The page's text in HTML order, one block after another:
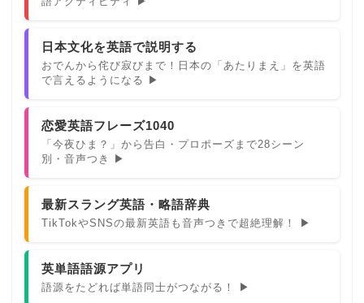
日本文化を英語で説明する
おでんから侘び寂びまで！日本の「あたりまえ」を英語
で言えるようになる ▶
恋愛英語フレーズ1040
「今夜ひま？」から告白・プロポーズまで28シーン
別・音声つき ▶
最新スラング英語・略語辞典
TikTokやSNSの最新英語も音声つきで超絶理解！ ▶
英単語語源アプリ
語源をたどれば単語同士がつながる！ ▶